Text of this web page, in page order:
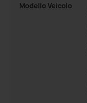
Modello Veicolo